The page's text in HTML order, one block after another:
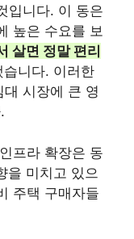
입니다. 이 동은
높은 수요를 보
살면 정말 편리
니다. 이러한
시장에 큰 영
프라 확장은 동
을 미치고 있으
주택 구매자들